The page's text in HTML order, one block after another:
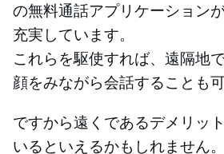
の無料通話アプリケーション
充実しています。
これらを駆使すれば、遠隔地
顔をみながら会話することも可
ですから遠くであるデメリッ
いるといえるかもしれません。